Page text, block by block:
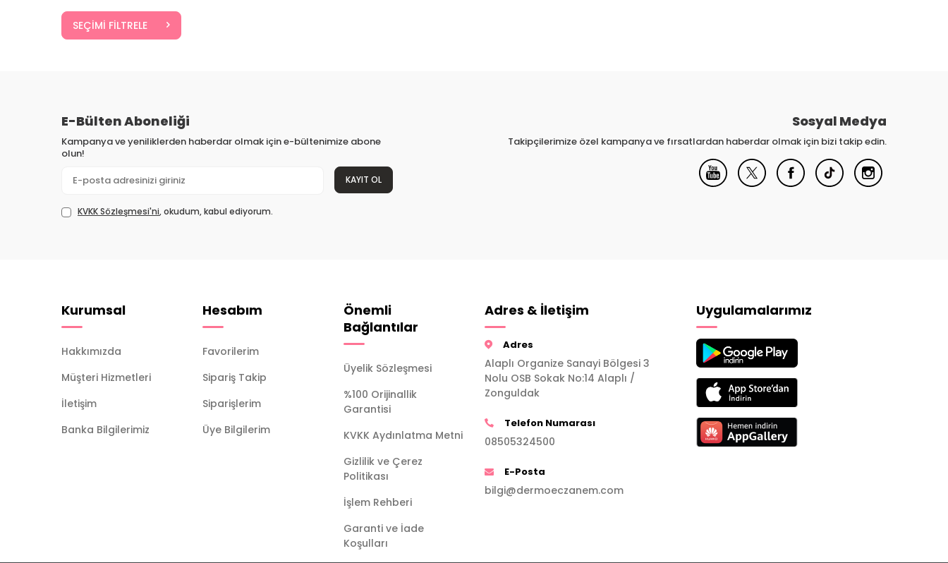
SEÇIMI FILTRELE
E-Bülten Aboneliği
Kampanya ve yeniliklerden haberdar olmak için e-bültenimize abone
olun!
KAYIT OL
KVKK Sözleşmesi'ni, okudum, kabul ediyorum.
Sosyal Medya
Takipçilerimize özel kampanya ve fırsatlardan haberdar olmak için bizi takip edin.
Kurumsal
Hakkımızda
Müşteri Hizmetleri
İletişim
Banka Bilgilerimiz
Hesabım
Favorilerim
Sipariş Takip
Siparişlerim
Üye Bilgilerim
Önemli
Bağlantılar
Üyelik Sözleşmesi
%100 Orijinallik
Garantisi
KVKK Aydınlatma Metni
Gizlilik ve Çerez
Politikası
İşlem Rehberi
Garanti ve İade
Koşulları
Adres & İletişim
Adres
Alaplı Organize Sanayi Bölgesi 3
Nolu OSB Sokak No:14 Alaplı /
Zonguldak
Telefon Numarası
08505324500
E-Posta
bilgi@dermoeczanem.com
Uygulamalarımız